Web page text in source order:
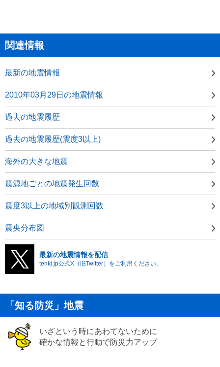
関連情報
最新の地震情報
2010年03月29日の地震情報
過去の地震履歴
過去の地震履歴(震度3以上)
海外の大きな地震
震源地ごとの地震発生回数
震度3以上の地域別観測回数
震央分布図
最新の地震情報を配信
tenki.jp公式X（旧Twitter）をご利用ください。
「知る防災」地震
いざという時にあわてないために
確かな情報と行動で防災力アップ